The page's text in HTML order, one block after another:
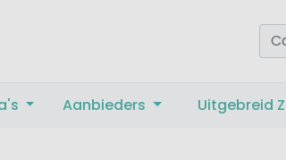
Aanbieders Uitgebreid